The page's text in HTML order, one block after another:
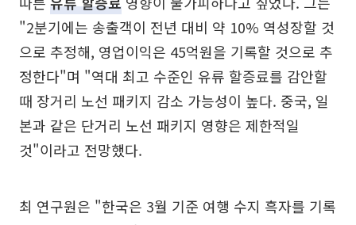
"2분기에는 송출객이 전년 대비 약 10% 역성장할 것
으로 추정해, 영업이익은 45억원을 기록할 것으로 추
정한다"며 "역대 최고 수준인 유류 할증료를 감안할
때 장거리 노선 패키지 감소 가능성이 높다. 중국, 일
본과 같은 단거리 노선 패키지 영향은 제한적일
것"이라고 전망했다.
최 연구원은 "한국은 3월 기준 여행 수지 흑자를 기록